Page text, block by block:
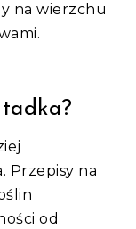
na wierzchu
Przepisy na
od